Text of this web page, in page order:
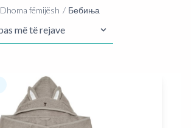
Dhoma fëmijësh Бебиња